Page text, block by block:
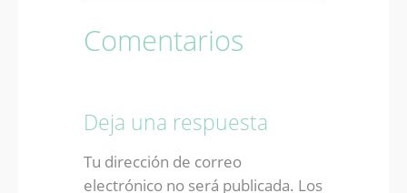
Comentarios
Deja una respuesta
Tu dirección de correo
electrónico no será publicada. Los